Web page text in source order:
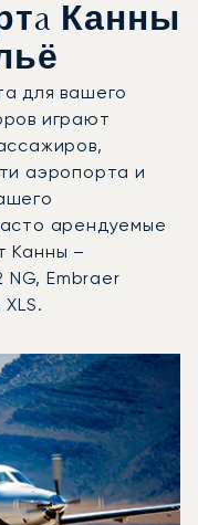
Канны
для вашего
играют
аэропорта и
арендуемые
Канны –
Embraer
воздушного судна
(км/ч)
(NM)